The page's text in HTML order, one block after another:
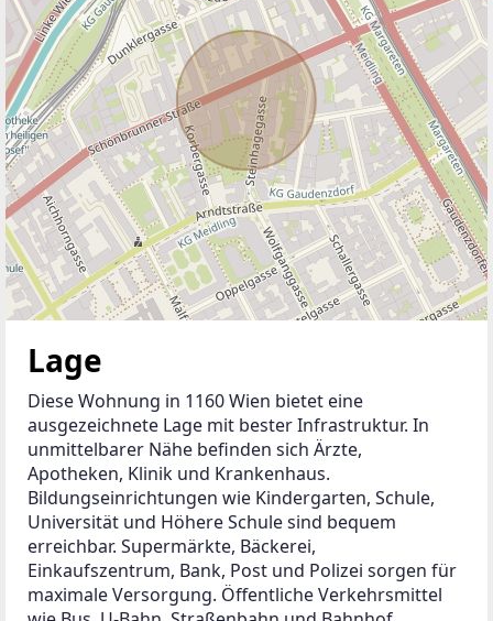
Lage
Diese Wohnung in 1160 Wien bietet eine
ausgezeichnete Lage mit bester Infrastruktur. In
unmittelbarer Nähe befinden sich Ärzte,
Apotheken, Klinik und Krankenhaus.
Bildungseinrichtungen wie Kindergarten, Schule,
Universität und Höhere Schule sind bequem
erreichbar. Supermärkte, Bäckerei,
Einkaufszentrum, Bank, Post und Polizei sorgen für
maximale Versorgung. Öffentliche Verkehrsmittel